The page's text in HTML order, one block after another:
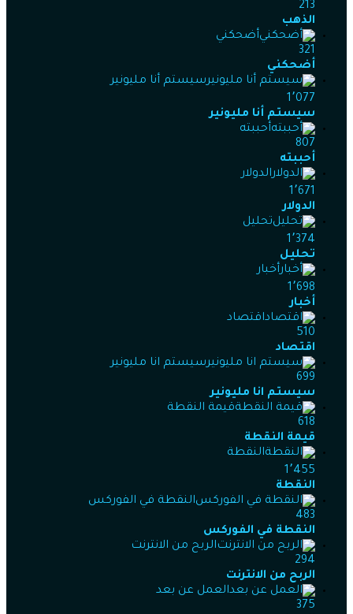
213
الذهب
أضحكني
321
أضحكني
سيستم أنا مليونير
1٬077
سيستم أنا مليونير
أحببته
807
أحببته
الدولار
1٬671
الدولار
تحليل
1٬374
تحليل
أخبار
1٬698
أخبار
اقتصاد
510
اقتصاد
سيستم انا مليونير
699
سيستم انا مليونير
قيمة النقطة
618
قيمة النقطة
النقطة
1٬455
النقطة
النقطة في الفوركس
483
النقطة في الفوركس
الربح من الانترنت
294
الربح من الانترنت
العمل عن بعد
375